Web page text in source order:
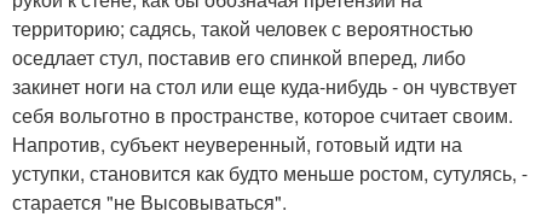
территорию; садясь, такой человек с вероятностью
оседлает стул, поставив его спинкой вперед, либо
закинет ноги на стол или еще куда-нибудь - он чувствует
себя вольготно в пространстве, которое считает своим.
Напротив, субъект неуверенный, готовый идти на
уступки, становится как будто меньше ростом, сутулясь, -
старается "не Высовываться".